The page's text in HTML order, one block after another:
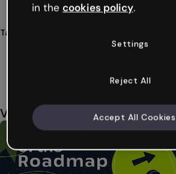
Tags
manga desenhos
Você também pode gostar
in the cookies policy.
Settings
Reject All
Accept All Cookies